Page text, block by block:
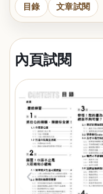
目錄 文章試閱
內頁試閱
‹